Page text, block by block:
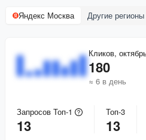
Яндекс Москва Другие регионы
Кликов,
180
≈ 6 в день
Запросов Топ-1
13
Топ-3
13